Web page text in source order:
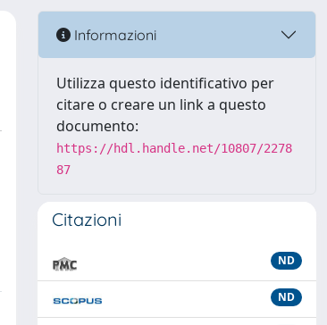
Informazioni
Utilizza questo identificativo per
citare o creare un link a questo
documento:
https://hdl.handle.net/10807/2278
87
Citazioni
ND
ND